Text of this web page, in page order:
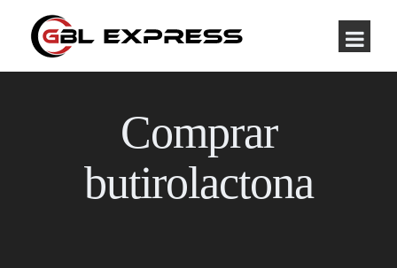
Comprar
butirolactona